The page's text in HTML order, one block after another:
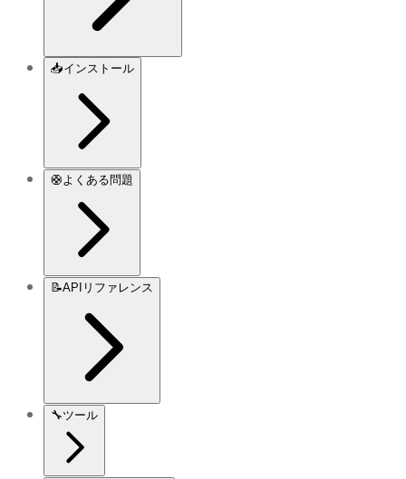
📥インストール
🛟 よくある問題
📝APIリファレンス
🔧ツール